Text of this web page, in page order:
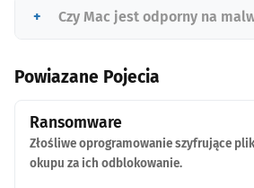
Czy Mac jest odporny na
Powiazane Pojecia
Ransomware
Złośliwe oprogramowanie szyfrujące
okupu za ich odblokowanie.